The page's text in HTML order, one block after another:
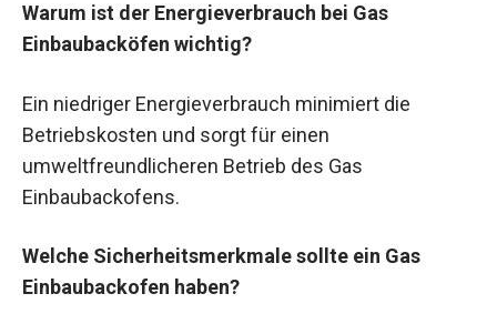
Warum ist der Energieverbrauch bei Gas
Einbaubacköfen wichtig?
Ein niedriger Energieverbrauch minimiert die
Betriebskosten und sorgt für einen
umweltfreundlicheren Betrieb des Gas
Einbaubackofens.
Welche Sicherheitsmerkmale sollte ein Gas
Einbaubackofen haben?